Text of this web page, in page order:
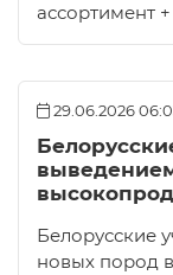
ассортимент
29.06.2026
Белорусские
новых пород